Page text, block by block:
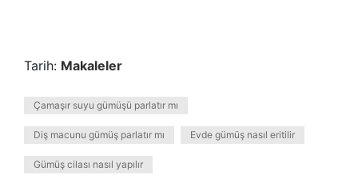
Tarih: Makaleler
Çamaşır suyu gümüşü parlatır mı
Diş macunu gümüş parlatır mı Evde gümüş nasıl eritilir
Gümüş cilası nasıl yapılır